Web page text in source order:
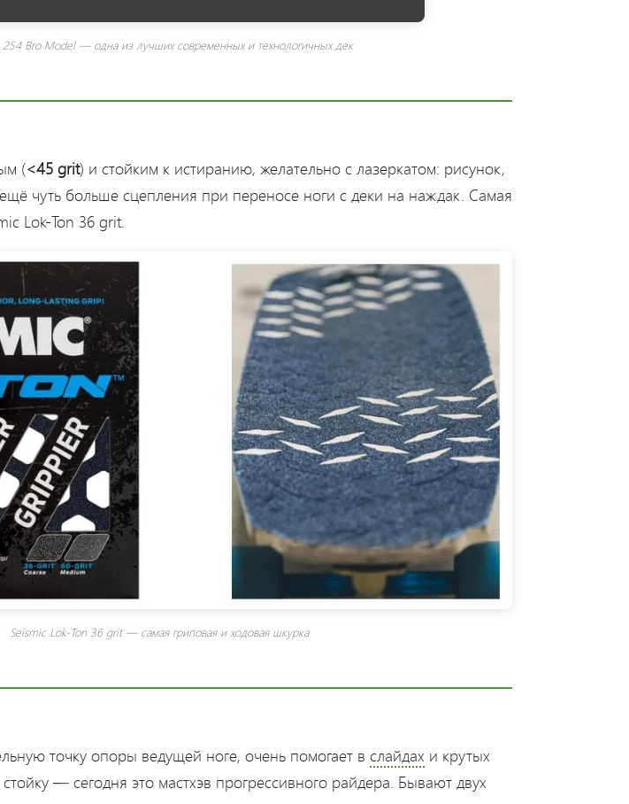
254 Bro Model — одна из лучших современных и технологичных дек
(<45 grit) и стойким к истиранию, желательно с лазеркатом: рисунок,
чуть больше сцепления при переносе ноги с деки на наждак. Самая
Lok-Ton 36 grit.
Seismic Lok-Ton 36 grit — самая гриповая и ходовая шкурка
точку опоры ведущей ноге, очень помогает в слайдах и крутых
— сегодня это мастхэв прогрессивного райдера. Бывают двух